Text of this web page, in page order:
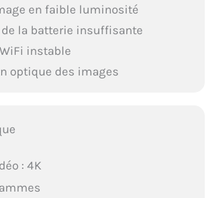
en faible luminosité
la batterie insuffisante
instable
optique des images
: 4K